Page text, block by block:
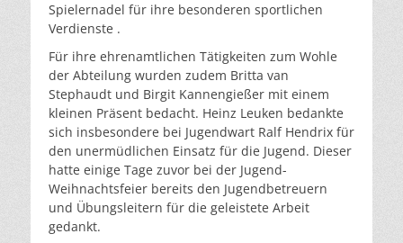
Spielernadel für ihre besonderen sportlichen
Verdienste .
Für ihre ehrenamtlichen Tätigkeiten zum Wohle
der Abteilung wurden zudem Britta van
Stephaudt und Birgit Kannengießer mit einem
kleinen Präsent bedacht. Heinz Leuken bedankte
sich insbesondere bei Jugendwart Ralf Hendrix für
den unermüdlichen Einsatz für die Jugend. Dieser
hatte einige Tage zuvor bei der Jugend-
Weihnachtsfeier bereits den Jugendbetreuern
und Übungsleitern für die geleistete Arbeit
gedankt.